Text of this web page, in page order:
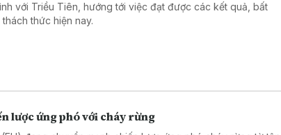
với Triều Tiên, hướng tới việc đạt được các kết quả, bất
thức hiện nay.
lược ứng phó với cháy rừng